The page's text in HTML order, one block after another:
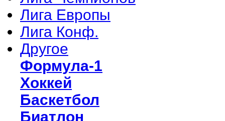
Лига Европы
Лига Конф.
Другое
Формула-1
Хоккей
Баскетбол
Биатлон